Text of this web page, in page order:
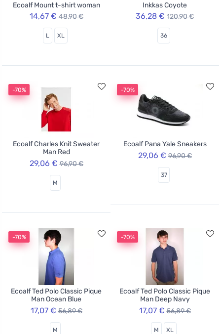
Ecoalf Mount t-shirt woman
14,67 € 48,90 €
L XL
Inkkas Coyote
36,28 € 120,90 €
36
-70%
Ecoalf Charles Knit Sweater
Man Red
29,06 € 96,90 €
M
-70%
Ecoalf Pana Yale Sneakers
29,06 € 96,90 €
37
-70%
Ecoalf Ted Polo Classic Pique
Man Ocean Blue
17,07 € 56,89 €
M
-70%
Ecoalf Ted Polo Classic Pique
Man Deep Navy
17,07 € 56,89 €
M XL